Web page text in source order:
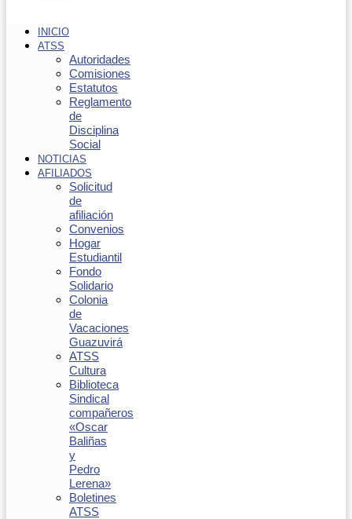
INICIO
ATSS
Autoridades
Comisiones
Estatutos
Reglamento
de
Disciplina
Social
NOTICIAS
AFILIADOS
Solicitud
de
afiliación
Convenios
Hogar
Estudiantil
Fondo
Solidario
Colonia
de
Vacaciones
Guazuvirá
ATSS
Cultura
Biblioteca
Sindical
compañeros
«Oscar
Baliñas
y
Pedro
Lerena»
Boletines
ATSS